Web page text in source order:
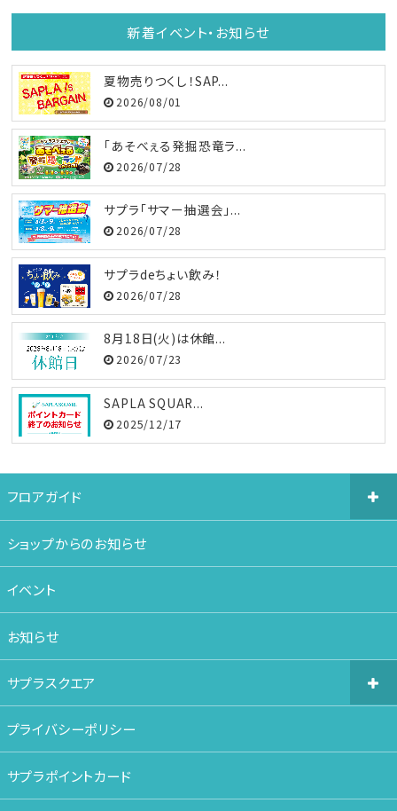
新着イベント・お知らせ
夏物売りつくし！SAP...
2026/08/01
「あそべぇる発掘恐竜ラ...
2026/07/28
サプラ「サマー抽選会」...
2026/07/28
サプラdeちょい飲み！
2026/07/28
8月18日(火)は休館...
2026/07/23
SAPLA SQUAR...
2025/12/17
フロアガイド
ショップからのお知らせ
イベント
お知らせ
サプラスクエア
プライバシーポリシー
サプラポイントカード